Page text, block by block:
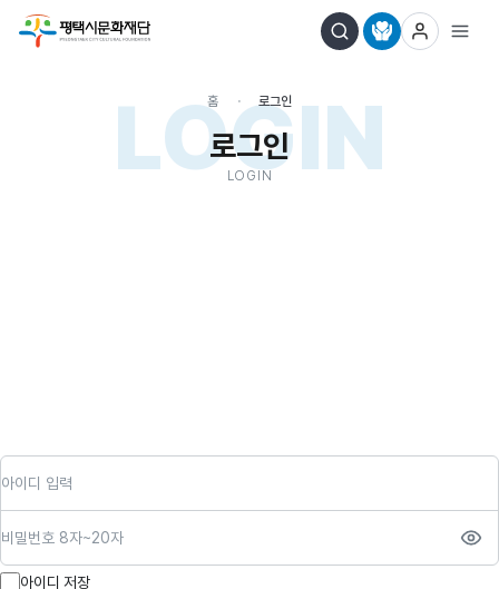
LOGIN
홈 로그인
로그인
LOGIN
아이디 저장